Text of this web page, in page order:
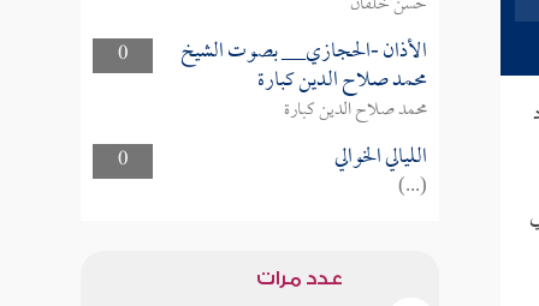
0
الأذان -الحجازي__ بصوت الشيخ
محمد صلاح الدين كبارة
محمد صلاح الدين كبارة
0
الليالي الخوالي
(...)
عدد مرات